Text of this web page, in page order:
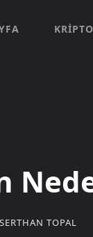
SERTHAN TOPAL